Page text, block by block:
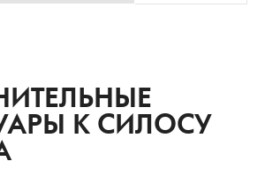
К СИЛОСУ